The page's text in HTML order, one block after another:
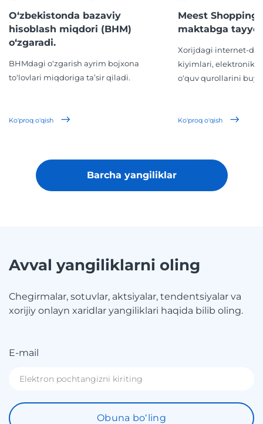
O‘zbekistonda bazaviy
hisoblash miqdori (BHM)
o‘zgaradi.
BHMdagi o‘zgarish ayrim bojxona
to‘lovlari miqdoriga ta’sir qiladi.
Ko'proq o'qish
Meest Shopping
maktabga
Xorijdagi internet-
kiyimlari, elektronika,
o‘quv qurollarini
Ko'proq o'qish
Barcha yangiliklar
Avval yangiliklarni oling
Chegirmalar, sotuvlar, aktsiyalar, tendentsiyalar va
xorijiy onlayn xaridlar yangiliklari haqida bilib oling.
E-mail
Obuna boʻling